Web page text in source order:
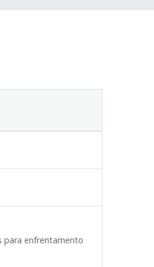
para enfrentamento